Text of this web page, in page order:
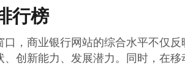
行榜
商业银行网站的综合水平不仅反
创新能力、发展潜力。同时，在移